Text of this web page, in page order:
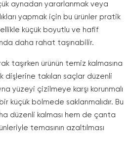
aynadan yararlanmak veya
yapmak için bu ürünler pratik
küçük boyutlu ve hafif
daha rahat taşınabilir.
taşırken ürünün temiz kalmasına
dişlerine takılan saçlar düzenli
yüzeyi çizilmeye karşı korunmalı
küçük bölmede saklanmalıdır. Bu
düzenli kalması hem de çanta
temasının azaltılması